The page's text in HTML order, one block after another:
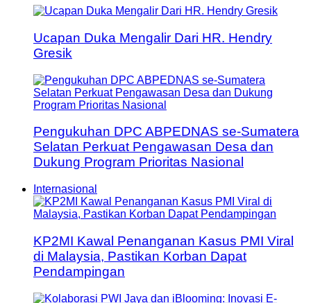
Ucapan Duka Mengalir Dari HR. Hendry
Gresik
Pengukuhan DPC ABPEDNAS se-Sumatera
Selatan Perkuat Pengawasan Desa dan
Dukung Program Prioritas Nasional
Internasional
KP2MI Kawal Penanganan Kasus PMI Viral
di Malaysia, Pastikan Korban Dapat
Pendampingan